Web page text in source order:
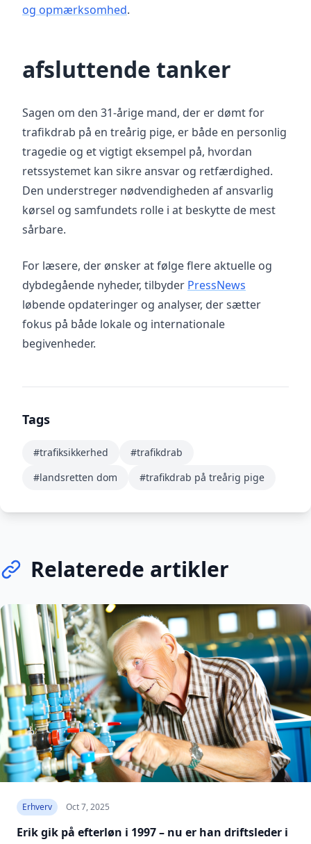
og opmærksomhed.
afsluttende tanker
Sagen om den 31-årige mand, der er dømt for
trafikdrab på en treårig pige, er både en personlig
tragedie og et vigtigt eksempel på, hvordan
retssystemet kan sikre ansvar og retfærdighed.
Den understreger nødvendigheden af ansvarlig
kørsel og samfundets rolle i at beskytte de mest
sårbare.
For læsere, der ønsker at følge flere aktuelle og
dybdegående nyheder, tilbyder PressNews
løbende opdateringer og analyser, der sætter
fokus på både lokale og internationale
begivenheder.
Tags
#trafiksikkerhed
#trafikdrab
#landsretten dom
#trafikdrab på treårig pige
Relaterede artikler
Erhverv Oct 7, 2025
Erik gik på efterløn i 1997 – nu er han driftsleder i